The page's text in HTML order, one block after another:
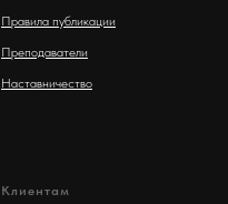
Правила публикации
Преподаватели
Наставничество
Клиентам